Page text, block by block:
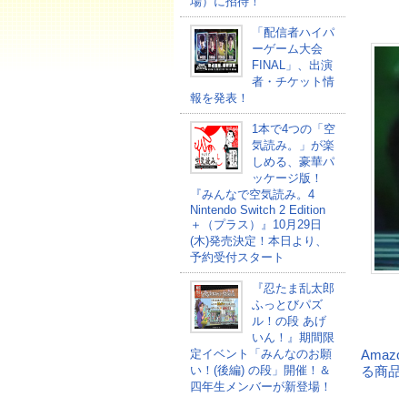
「配信者ハイパ
ーゲーム大会
FINAL」、出演
者・チケット情
報を発表！
1本で4つの「空
気読み。」が楽
しめる、豪華パ
ッケージ版！
『みんなで空気読み。4
Nintendo Switch 2 Edition
＋（プラス）』10月29日
(木)発売決定！本日より、
予約受付スタート
『忍たま乱太郎
ふっとびパズ
ル！の段 あげ
いん！』期間限
定イベント「みんなのお願
い！(後編) の段」開催！＆
四年生メンバーが新登場！
る商